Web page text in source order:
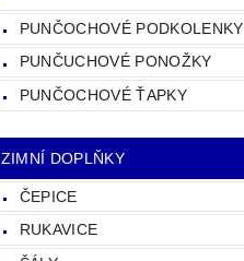
PUNČOCHOVÉ PODKOLENKY
PUNČUCHOVÉ PONOŽKY
PUNČOCHOVÉ ŤAPKY
ZIMNÍ DOPLŇKY
ČEPICE
RUKAVICE